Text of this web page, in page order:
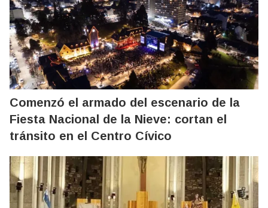
Comenzó el armado del escenario de la
Fiesta Nacional de la Nieve: cortan el
tránsito en el Centro Cívico